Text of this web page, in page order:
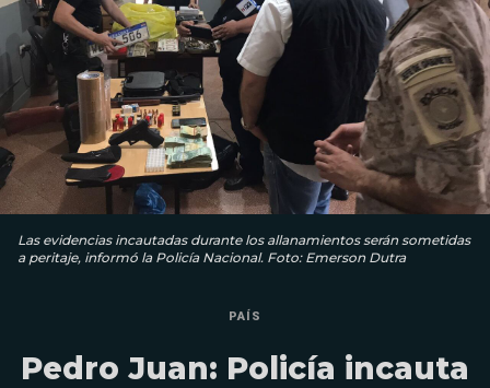
Las evidencias incautadas durante los allanamientos serán sometidas
a peritaje, informó la Policía Nacional. Foto: Emerson Dutra
PAÍS
Pedro Juan: Policía incauta